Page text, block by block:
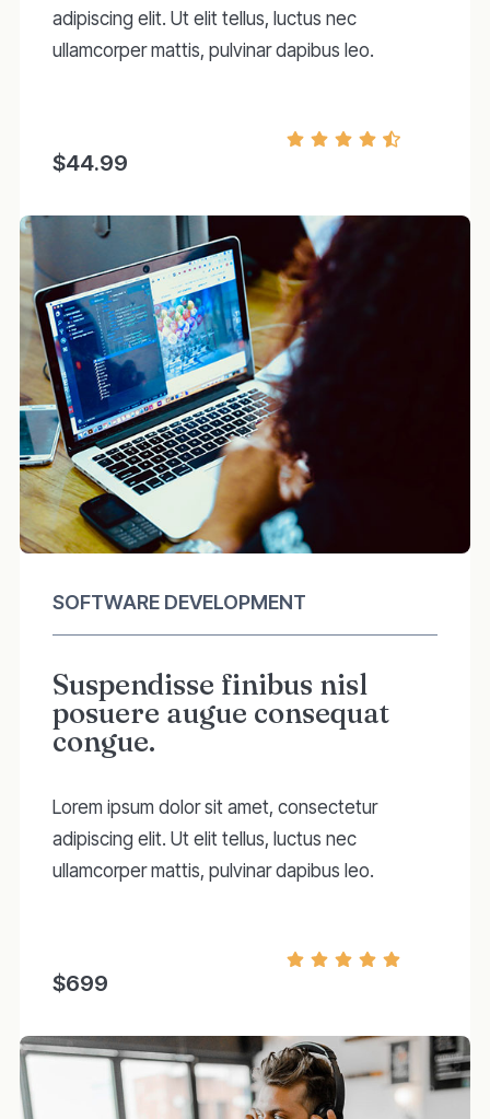
adipiscing elit. Ut elit tellus, luctus nec
ullamcorper mattis, pulvinar dapibus leo.
$44.99
SOFTWARE DEVELOPMENT
Suspendisse finibus nisl
posuere augue consequat
congue.
Lorem ipsum dolor sit amet, consectetur
adipiscing elit. Ut elit tellus, luctus nec
ullamcorper mattis, pulvinar dapibus leo.
$699